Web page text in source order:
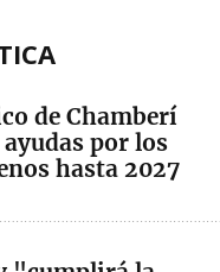
de Chamberí
por los
hasta 2027